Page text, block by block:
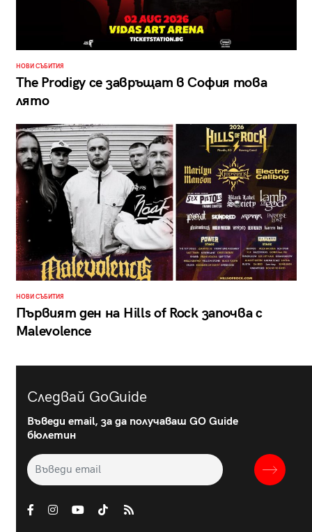
НОВИ СЪБИТИЯ
The Prodigy се завръщат в София това
лято
НОВИ СЪБИТИЯ
Първият ден на Hills of Rock започва с
Malevolence
Следвай GoGuide
Въведи email, за да получаваш GO Guide
бюлетин